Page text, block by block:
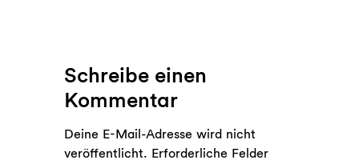
Schreibe einen
Kommentar
Deine E-Mail-Adresse wird nicht
veröffentlicht. Erforderliche Felder